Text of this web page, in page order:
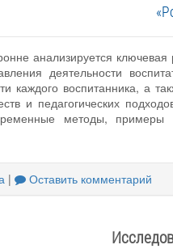
анализируется
деятельности
каждого воспитанника, а
и педагогических
методы, примеры
| Оставить комментарий